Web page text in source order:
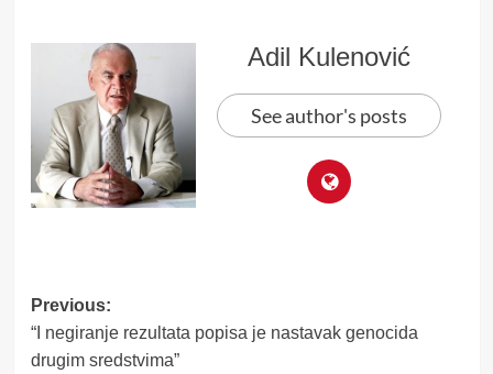
Adil Kulenović
See author's posts
Post
navigation
Previous:
“I negiranje rezultata popisa je nastavak genocida
drugim sredstvima”